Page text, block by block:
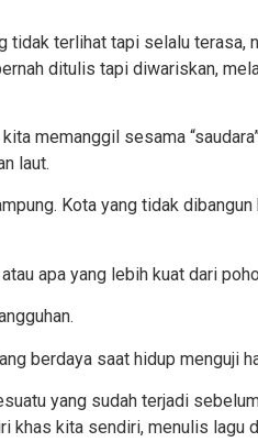
tidak terlihat tapi selalu terasa,
ditulis tapi diwariskan,
memanggil sesama
laut.
Kota yang tidak dibangun
atau apa yang lebih kuat dari
berdaya saat hidup menguji
yang sudah terjadi
khas kita sendiri, menulis lagu